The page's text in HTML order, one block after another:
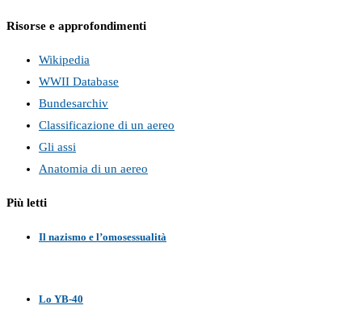
Risorse e approfondimenti
Wikipedia
WWII Database
Bundesarchiv
Classificazione di un aereo
Gli assi
Anatomia di un aereo
Più letti
Il nazismo e l’omosessualità
Lo YB-40